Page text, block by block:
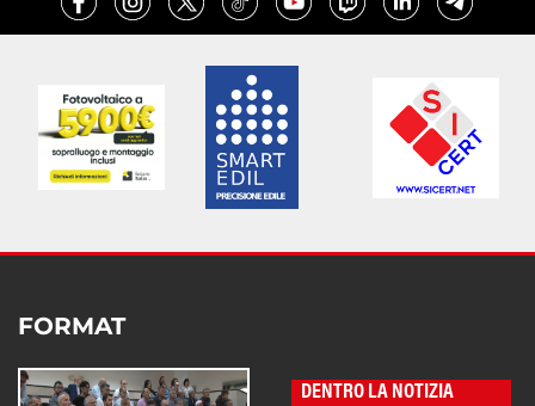
FORMAT
DENTRO LA NOTIZIA